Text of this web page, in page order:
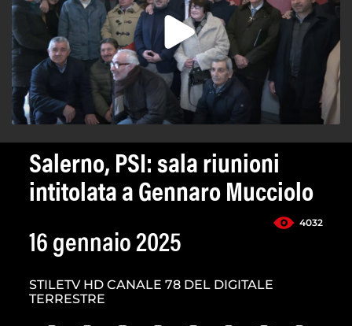
Salerno, PSI: sala riunioni
intitolata a Gennaro Mucciolo
4032
16 gennaio 2025
STILETV HD CANALE 78 DEL DIGITALE
TERRESTRE